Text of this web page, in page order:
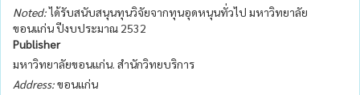
Noted:ได้รับสนับสนุนทุนวิจัยจากทุนอุดหนุนทั่วไป มหาวิทยาลัย
ขอนแก่น ปีงบประมาณ 2532
Publisher
มหาวิทยาลัยขอนแก่น. สำนักวิทยบริการ
Address:ขอนแก่น